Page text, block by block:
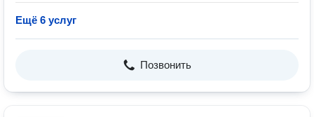
Ещё 6 услуг
Позвонить